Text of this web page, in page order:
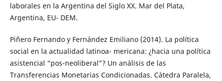
laborales en la Argentina del Siglo XX. Mar del Plata,
Argentina, EU- DEM.
Piñero Fernando y Fernández Emiliano (2014). La política
social en la actualidad latinoa- mericana: ¿hacia una política
asistencial “pos-neoliberal”? Un análisis de las
Transferencias Monetarias Condicionadas. Cátedra Paralela,